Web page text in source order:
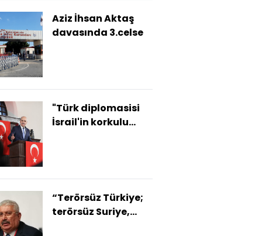
Aziz İhsan Aktaş
davasında 3.celse
"Türk diplomasisi
İsrail'in korkulu
“Terörsüz Türkiye;
terörsüz Suriye,